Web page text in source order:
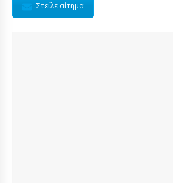
Στείλε αίτημα